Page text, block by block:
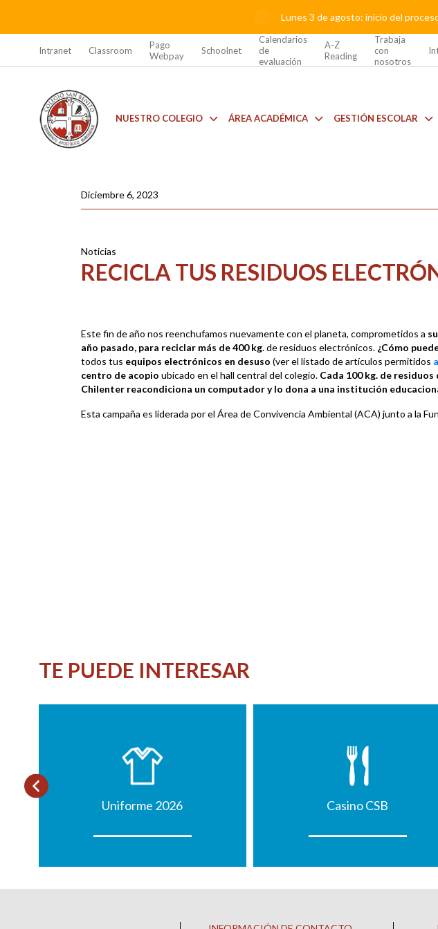
Lunes 3 de agosto: inicio del
Intranet Classroom
Pago
Webpay
Schoolnet
Calendarios
de
evaluación
A-Z
Reading
Trabaja
con
nosotros
NUESTRO COLEGIO ÁREA ACADÉMICA GESTIÓN ESCOLAR
Diciembre 6, 2023
Noticias
RECICLA TUS RESIDUOS
Este fin de año nos reenchufamos nuevamente con el planeta, comprometidos a
año pasado, para reciclar más de 400 kg. de residuos electrónicos. ¿Cómo
todos tus equipos electrónicos en desuso (ver el listado de artículos permitidos
centro de acopio ubicado en el hall central del colegio. Cada 100 kg. de
Chilenter reacondiciona un computador y lo dona a una institución
Esta campaña es liderada por el Área de Convivencia Ambiental (ACA) junto a la
TE PUEDE INTERESAR
Uniforme 2026 Casino CSB